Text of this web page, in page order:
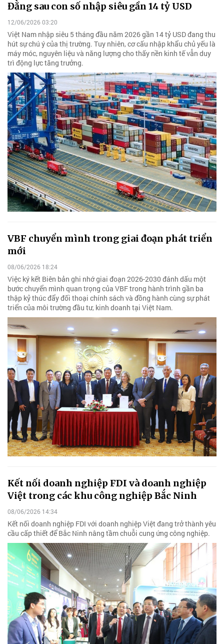
Đằng sau con số nhập siêu gần 14 tỷ USD
12/06/2026 03:20
Việt Nam nhập siêu 5 tháng đầu năm 2026 gần 14 tỷ USD đang thu
hút sự chú ý của thị trường. Tuy nhiên, cơ cấu nhập khẩu chủ yếu là
máy móc, nguyên liệu và năng lượng cho thấy nền kinh tế vẫn duy
trì động lực tăng trưởng.
VBF chuyển mình trong giai đoạn phát triển
mới
08/06/2026 18:24
Việc ký kết Biên bản ghi nhớ giai đoạn 2026-2030 đánh dấu một
bước chuyển mình quan trọng của VBF trong hành trình gần ba
thập kỷ thúc đẩy đối thoại chính sách và đồng hành cùng sự phát
triển của môi trường đầu tư, kinh doanh tại Việt Nam.
Kết nối doanh nghiệp FDI và doanh nghiệp
Việt trong các khu công nghiệp Bắc Ninh
08/06/2026 14:34
Kết nối doanh nghiệp FDI với doanh nghiệp Việt đang trở thành yêu
cầu cấp thiết để Bắc Ninh nâng tầm chuỗi cung ứng công nghiệp.